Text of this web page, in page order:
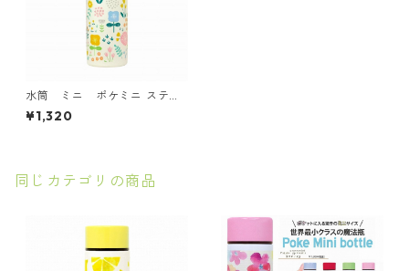
水筒 ミニ ポケミニ ステン
レスボトル140ml 北欧シリ
ーズ お花畑
¥1,320
同じカテゴリの商品